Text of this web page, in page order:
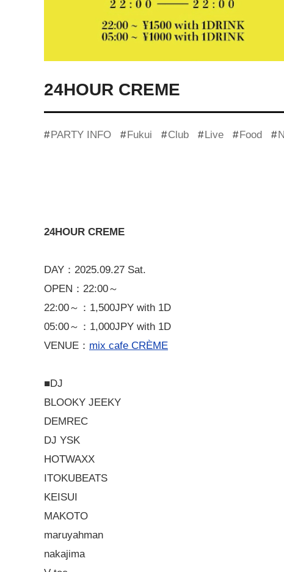
24HOUR CREME
PARTY INFO Fukui Club Live Food
24HOUR CREME
DAY：2025.09.27 Sat.
OPEN：22:00～
22:00～：1,500JPY with 1D
05:00～：1,000JPY with 1D
VENUE： mix cafe CRÈME
■DJ
BLOOKY JEEKY
DEMREC
DJ YSK
HOTWAXX
ITOKUBEATS
KEISUI
MAKOTO
maruyahman
nakajima